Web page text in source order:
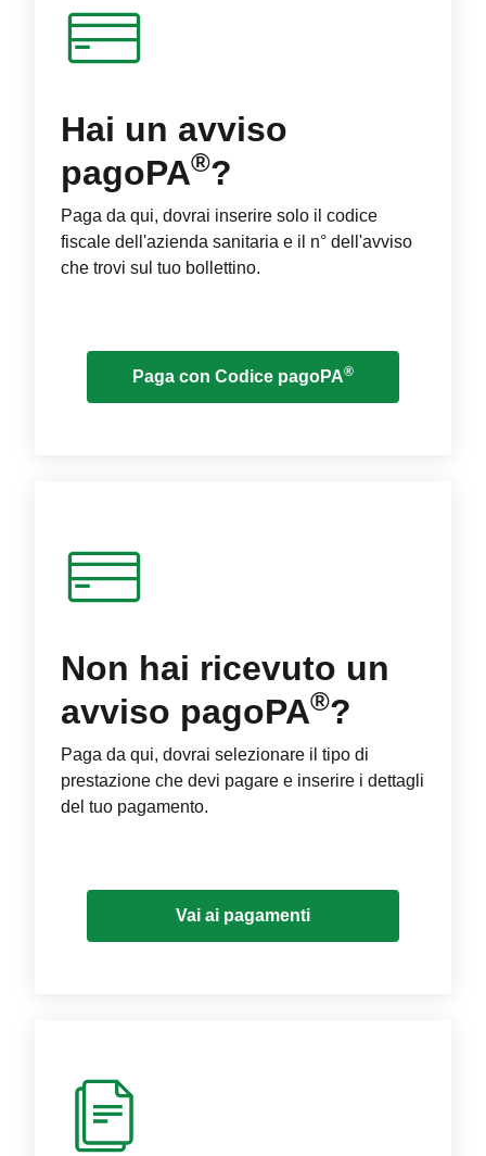
Hai un avviso
pagoPA®?
Paga da qui, dovrai inserire solo il codice
fiscale dell'azienda sanitaria e il n° dell'avviso
che trovi sul tuo bollettino.
Paga con Codice pagoPA®
Non hai ricevuto un
avviso pagoPA®?
Paga da qui, dovrai selezionare il tipo di
prestazione che devi pagare e inserire i dettagli
del tuo pagamento.
Vai ai pagamenti